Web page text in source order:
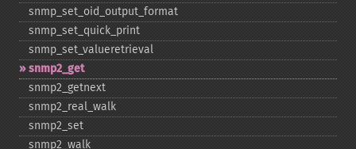
snmp_​set_​oid_​output_​format
snmp_​set_​quick_​print
snmp_​set_​valueretrieval
snmp2_​get
snmp2_​getnext
snmp2_​real_​walk
snmp2_​set
snmp2_​walk